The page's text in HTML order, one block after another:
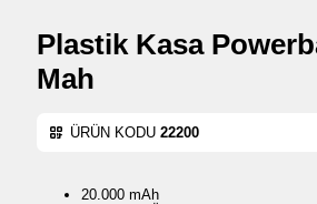
Plastik Kasa
Mah
ÜRÜN KODU 22200
20.000 mAh